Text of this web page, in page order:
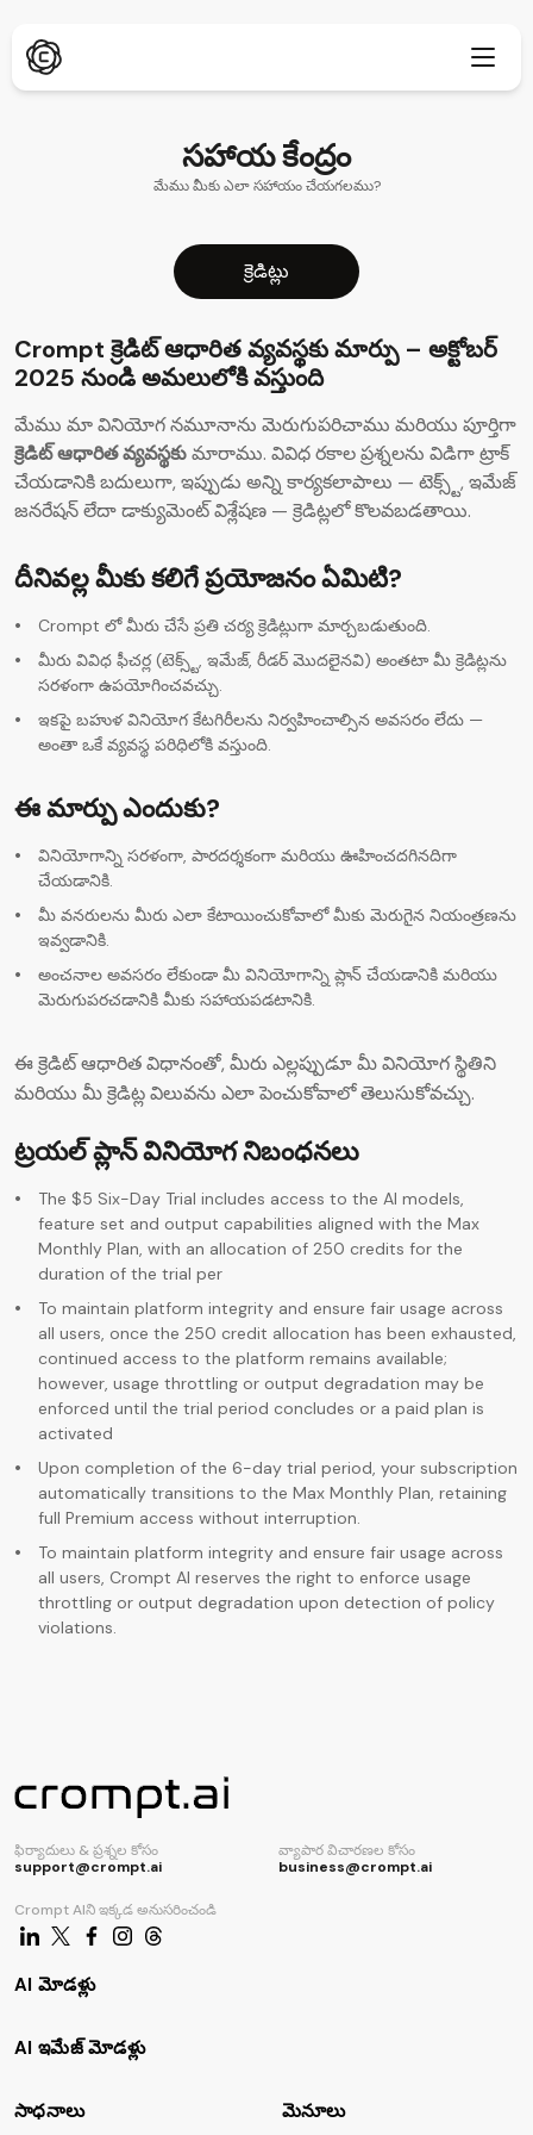
కొత్తది
AI ఇమేజ్ జనరేటర్
AI టెక్స్ట్ రిమూవర్
AI ఇమేజ్ ఇన్‌పెయింట్
AI కోడ్ జనరేటర్
బ్రౌజర్ ఎక్స్టెన్షన్
Chrome కి మద్దతు ఇస్తుంది
వెబ్ యాప్
బ్రౌజర్‌లో తెరవండి
మొబైల్ యాప్
iOS & Android
సహాయకేంద్రం
మేము మీకు ఎలా సహాయం చేయగలము?
క్రెడిట్లు
Crompt క్రెడిట్ ఆధారిత వ్యవస్థకు మార్పు – అక్టోబర్
2025 నుండి అమలులోకి వస్తుంది
మేము మా వినియోగ నమూనాను మెరుగుపరిచాము మరియు పూర్తిగా
క్రెడిట్ ఆధారిత వ్యవస్థకుమారాము. వివిధ రకాల ప్రశ్నలను విడిగా ట్రాక్
చేయడానికి బదులుగా, ఇప్పుడు అన్ని కార్యకలాపాలు — టెక్స్ట్, ఇమేజ్
జనరేషన్ లేదా డాక్యుమెంట్ విశ్లేషణ — క్రెడిట్లలో కొలవబడతాయి.
దీనివల్ల మీకు కలిగే ప్రయోజనం ఏమిటి?
Crompt లో మీరు చేసే ప్రతి చర్య క్రెడిట్లుగా మార్చబడుతుంది.
మీరు వివిధ ఫీచర్ల (టెక్స్ట్, ఇమేజ్, రీడర్ మొదలైనవి) అంతటా మీ క్రెడిట్లను
సరళంగా ఉపయోగించవచ్చు.
ఇకపై బహుళ వినియోగ కేటగిరీలను నిర్వహించాల్సిన అవసరం లేదు —
అంతా ఒకే వ్యవస్థ పరిధిలోకి వస్తుంది.
ఈ మార్పు ఎందుకు?
వినియోగాన్ని సరళంగా, పారదర్శకంగా మరియు ఊహించదగినదిగా
చేయడానికి.
మీ వనరులను మీరు ఎలా కేటాయించుకోవాలో మీకు మెరుగైన నియంత్రణను
ఇవ్వడానికి.
అంచనాల అవసరం లేకుండా మీ వినియోగాన్ని ప్లాన్ చేయడానికి మరియు
మెరుగుపరచడానికి మీకు సహాయపడటానికి.
ఈ క్రెడిట్ ఆధారిత విధానంతో, మీరు ఎల్లప్పుడూ మీ వినియోగ స్థితిని
మరియు మీ క్రెడిట్ల విలువను ఎలా పెంచుకోవాలో తెలుసుకోవచ్చు.
ట్రయల్ ప్లాన్ వినియోగ నిబంధనలు
The $5 Six-Day Trial includes access to the AI models,
feature set and output capabilities aligned with the Max
Monthly Plan, with an allocation of 250 credits for the
duration of the trial per
To maintain platform integrity and ensure fair usage across
all users, once the 250 credit allocation has been exhausted,
continued access to the platform remains available;
however, usage throttling or output degradation may be
enforced until the trial period concludes or a paid plan is
activated
Upon completion of the 6-day trial period, your subscription
automatically transitions to the Max Monthly Plan, retaining
full Premium access without interruption.
To maintain platform integrity and ensure fair usage across
all users, Crompt AI reserves the right to enforce usage
throttling or output degradation upon detection of policy
violations.
ఫిర్యాదులు & ప్రశ్నల కోసం
support@crompt.ai
వ్యాపార విచారణల కోసం
business@crompt.ai
Crompt AIని ఇక్కడ అనుసరించండి
AI మోడళ్లు
AI ఇమేజ్ మోడళ్లు
సాధనాలు మెనూలు